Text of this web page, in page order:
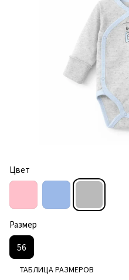
Цвет
Размер
56
ТАБЛИЦА РАЗМЕРОВ